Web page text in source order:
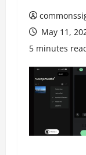
May 11,
5 minutes